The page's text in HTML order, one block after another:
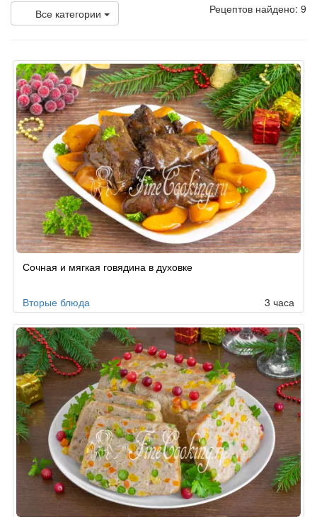
Все категории Рецептов найдено: 9
Сочная и мягкая говядина в духовке
Вторые блюда 3 часа